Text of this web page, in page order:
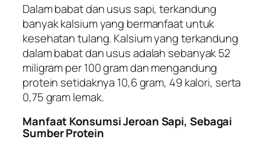
Dalam babat dan usus sapi, terkandung
banyak kalsium yang bermanfaat untuk
kesehatan tulang. Kalsium yang terkandung
dalam babat dan usus adalah sebanyak 52
miligram per 100 gram dan mengandung
protein setidaknya 10,6 gram, 49 kalori, serta
0,75 gram lemak.
Manfaat Konsumsi Jeroan Sapi, Sebagai
Sumber Protein